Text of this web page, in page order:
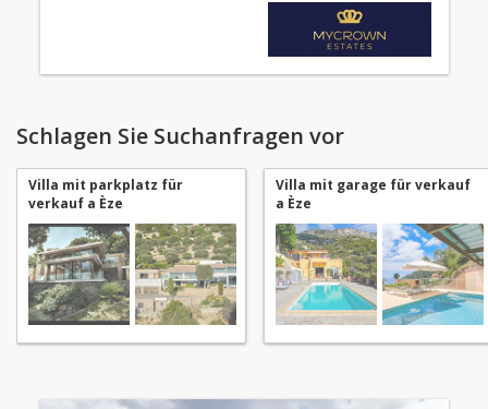
Schlagen Sie Suchanfragen vor
Villa mit parkplatz für
verkauf a Èze
Villa mit garage für verkauf
a Èze